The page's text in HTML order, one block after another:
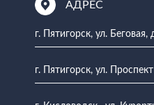
АДРЕС
г. Пятигорск, ул. Беговая,
г. Пятигорск, ул.